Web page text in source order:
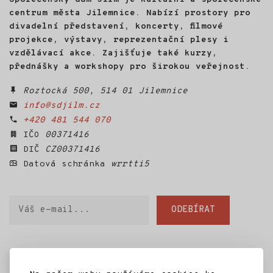
centrum města Jilemnice. Nabízí prostory pro
divadelní představení, koncerty, filmové
projekce, výstavy, reprezentační plesy i
vzdělávací akce. Zajišťuje také kurzy,
přednášky a workshopy pro širokou veřejnost.
Roztocká 500, 514 01 Jilemnice
info@sdjilm.cz
+420 481 544 070
IČO
00371416
DIČ
CZ00371416
Datová schránka
wrrtti5
ODEBÍRAT
SD Jilm Kino 70 Městská knihovna